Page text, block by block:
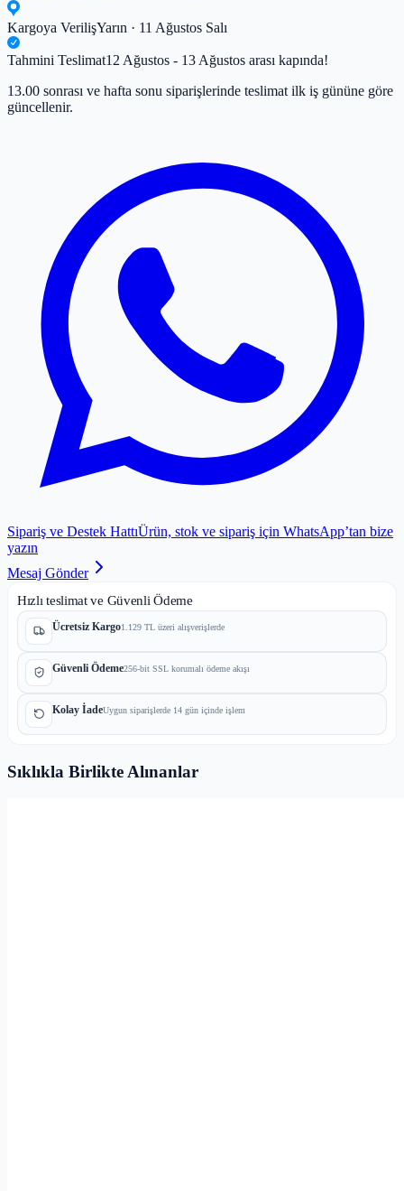
Kargoya VerilişYarın · 11 Ağustos Salı
Tahmini Teslimat12 Ağustos - 13 Ağustos arası kapında!
13.00 sonrası ve hafta sonu siparişlerinde teslimat ilk iş gününe göre
güncellenir.
Sipariş ve Destek HattıÜrün, stok ve sipariş için WhatsApp’tan bize
yazın
Mesaj Gönder
Hızlı teslimat ve Güvenli Ödeme
Ücretsiz Kargo1.129 TL üzeri alışverişlerde
Güvenli Ödeme256-bit SSL korumalı ödeme akışı
Kolay İadeUygun siparişlerde 14 gün içinde işlem
Sıklıkla Birlikte Alınanlar